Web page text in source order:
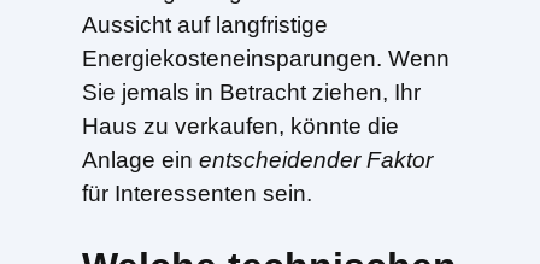
Aussicht auf langfristige
Energiekosteneinsparungen. Wenn
Sie jemals in Betracht ziehen, Ihr
Haus zu verkaufen, könnte die
Anlage ein entscheidender Faktor
für Interessenten sein.